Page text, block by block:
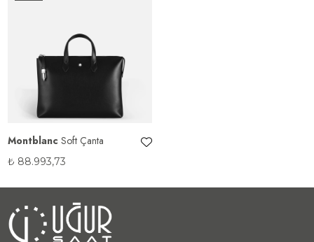
Montblanc Soft Çanta
₺ 88.993,73